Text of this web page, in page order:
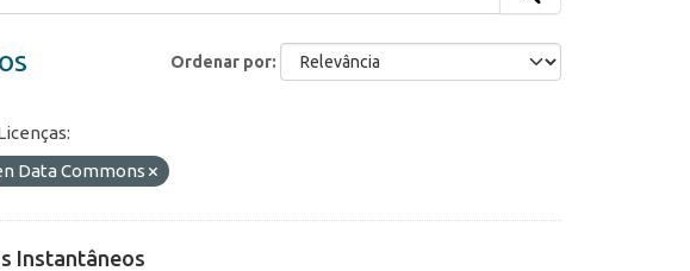
Ordenar por
Data Commons
Instantâneos